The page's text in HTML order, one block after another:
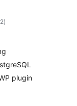
vērtējumu
kopsumma
)
plugin